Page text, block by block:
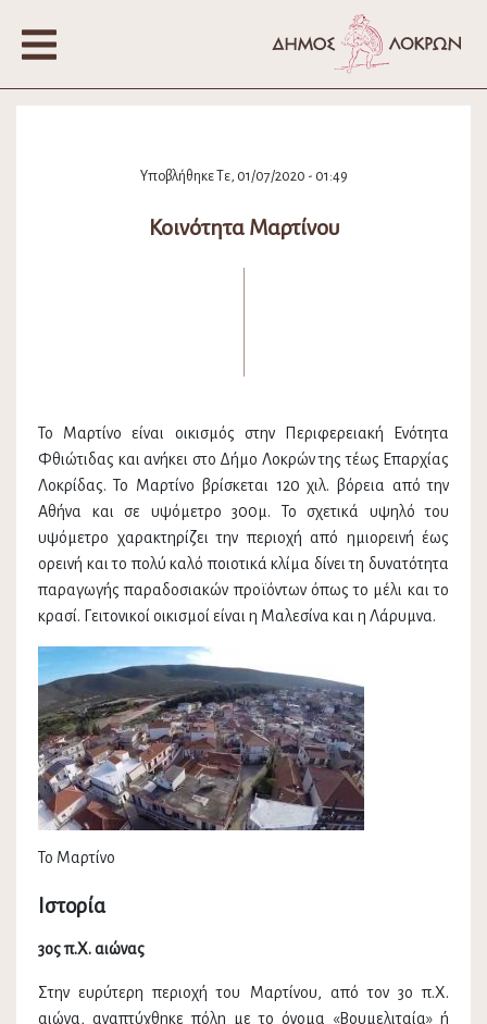
Υποβλήθηκε Τε, 01/07/2020 - 01:49
Κοινότητα Μαρτίνου
Το Μαρτίνο είναι οικισμός στην Περιφερειακή Ενότητα
Φθιώτιδας και ανήκει στο Δήμο Λοκρών της τέως Επαρχίας
Λοκρίδας. Το Μαρτίνο βρίσκεται 120 χιλ. βόρεια από την
Αθήνα και σε υψόμετρο 300μ. Το σχετικά υψηλό του
υψόμετρο χαρακτηρίζει την περιοχή από ημιορεινή έως
ορεινή και το πολύ καλό ποιοτικά κλίμα δίνει τη δυνατότητα
παραγωγής παραδοσιακών προϊόντων όπως το μέλι και το
κρασί. Γειτονικοί οικισμοί είναι η Μαλεσίνα και η Λάρυμνα.
Το Μαρτίνο
Ιστορία
3ος π.Χ. αιώνας
Στην ευρύτερη περιοχή του Μαρτίνου, από τον 3ο π.Χ.
αιώνα, αναπτύχθηκε πόλη με το όνομα «Βουμελιταία» ή